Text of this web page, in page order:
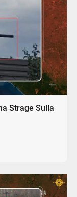
Strage Sulla